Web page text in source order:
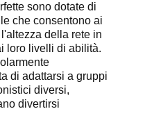
sono dotate di
che consentono ai
della rete in
loro livelli di abilità.
di adattarsi a gruppi
diversi,
divertirsi